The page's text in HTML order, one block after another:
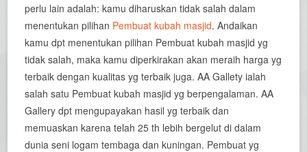
perlu lain adalah: kamu diharuskan tidak salah dalam
menentukan pilihan Pembuat kubah masjid. Andaikan
kamu dpt menentukan pilihan Pembuat kubah masjid yg
tidak salah, maka kamu diperkirakan akan meraih harga yg
terbaik dengan kualitas yg terbaik juga. AA Gallety ialah
salah satu Pembuat kubah masjid yg berpengalaman. AA
Gallery dpt mengupayakan hasil yg terbaik dan
memuaskan karena telah 25 th lebih bergelut di dalam
dunia seni logam tembaga dan kuningan. Pembuat yg